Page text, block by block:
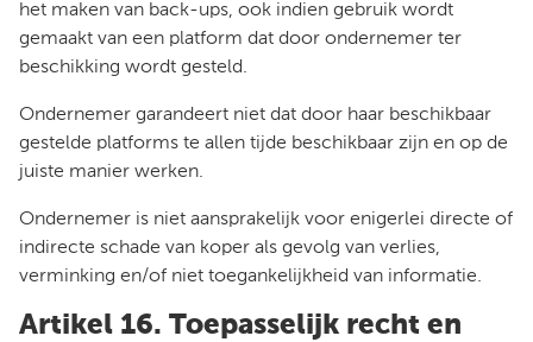
het maken van back-ups, ook indien gebruik wordt
gemaakt van een platform dat door ondernemer ter
beschikking wordt gesteld.
Ondernemer garandeert niet dat door haar beschikbaar
gestelde platforms te allen tijde beschikbaar zijn en op de
juiste manier werken.
Ondernemer is niet aansprakelijk voor enigerlei directe of
indirecte schade van koper als gevolg van verlies,
verminking en/of niet toegankelijkheid van informatie.
Artikel 16. Toepasselijk recht en